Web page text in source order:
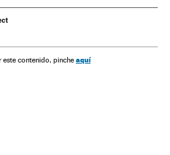
Acidentes
Matérias-primas América do Sul
este contenido, pinche aquí